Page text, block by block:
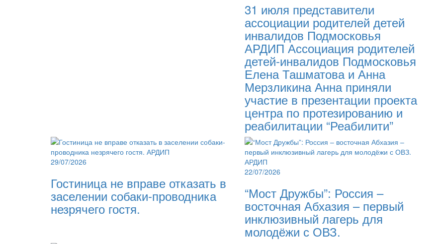
31 июля представители
ассоциации родителей детей
инвалидов Подмосковья
АРДИП Ассоциация родителей
детей-инвалидов Подмосковья
Елена Ташматова и Анна
Мерзликина Анна приняли
участие в презентации проекта
центра по протезированию и
реабилитации “Реабилити”
29/07/2026
Гостиница не вправе отказать в
заселении собаки-проводника
незрячего гостя.
22/07/2026
“Мост Дружбы”: Россия –
восточная Абхазия – первый
инклюзивный лагерь для
молодёжи с ОВЗ.